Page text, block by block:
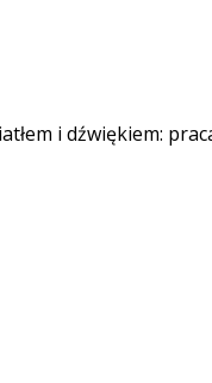
i dźwiękiem: